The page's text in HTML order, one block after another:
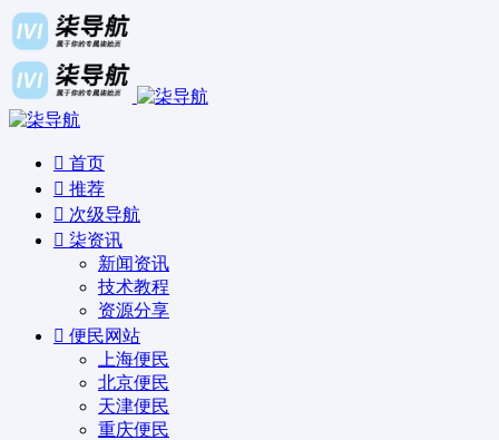
首页
推荐
次级导航
柒资讯
新闻资讯
技术教程
资源分享
便民网站
上海便民
北京便民
天津便民
重庆便民